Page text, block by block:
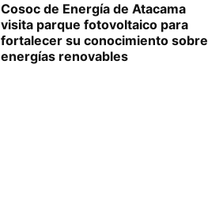
Cosoc de Energía de Atacama
visita parque fotovoltaico para
fortalecer su conocimiento sobre
energías renovables